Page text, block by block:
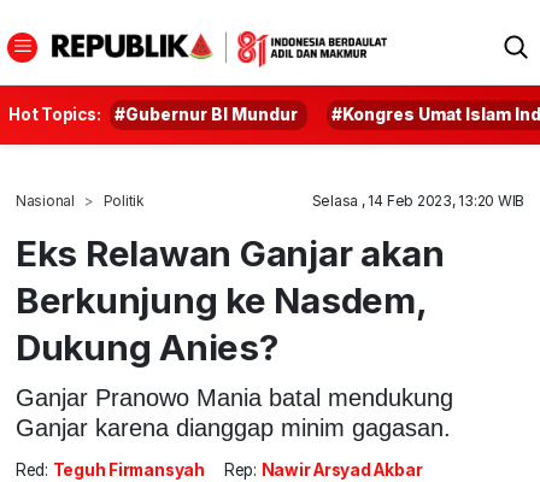
Hot Topics: #Gubernur BI Mundur #Kongres Umat Islam
Nasional Politik Selasa , 14 Feb 2023, 13:20 WIB
Eks Relawan Ganjar akan
Berkunjung ke Nasdem,
Dukung Anies?
Ganjar Pranowo Mania batal mendukung
Ganjar karena dianggap minim gagasan.
Red: Teguh Firmansyah Rep: Nawir Arsyad Akbar